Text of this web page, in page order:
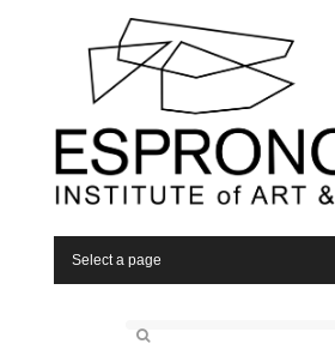
Select a page